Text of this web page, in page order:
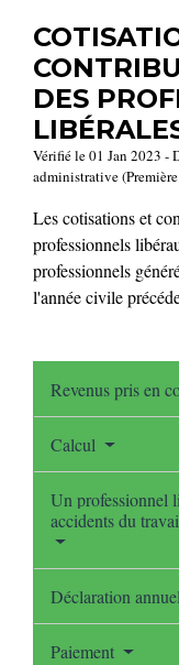
DES
Vérifié le 01 Jan 2023 -
administrative
Les cotisations et
professionnels
professionnels
l'année civile
Revenus pris en
Calcul
Un professionnel
accidents du
Déclaration
Paiement